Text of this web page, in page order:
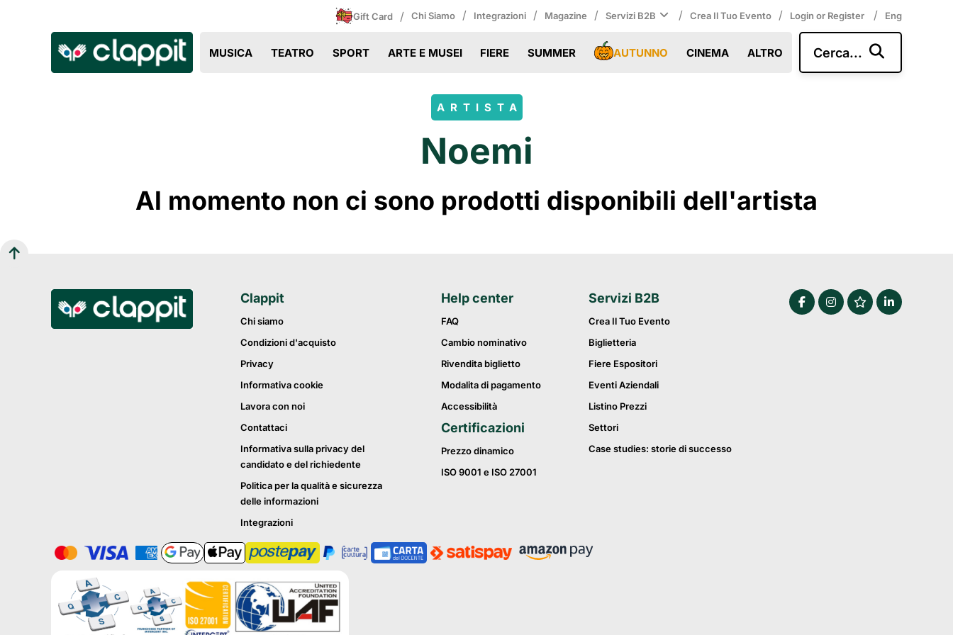
Gift Card / Chi Siamo / Integrazioni / Magazine / Servizi B2B / Crea Il Tuo Evento / Login or Register / Eng
MUSICA TEATRO SPORT ARTE E MUSEI FIERE SUMMER AUTUNNO CINEMA ALTRO Cerca...
ARTISTA
Noemi
Al momento non ci sono prodotti disponibili dell'artista
Clappit
Chi siamo
Condizioni d'acquisto
Privacy
Informativa cookie
Lavora con noi
Contattaci
Informativa sulla privacy del
candidato e del richiedente
Politica per la qualità e sicurezza
delle informazioni
Integrazioni
Help center
FAQ
Cambio nominativo
Rivendita biglietto
Modalita di pagamento
Accessibilità
Certificazioni
Prezzo dinamico
ISO 9001 e ISO 27001
Servizi B2B
Crea Il Tuo Evento
Biglietteria
Fiere Espositori
Eventi Aziendali
Listino Prezzi
Settori
Case studies: storie di successo